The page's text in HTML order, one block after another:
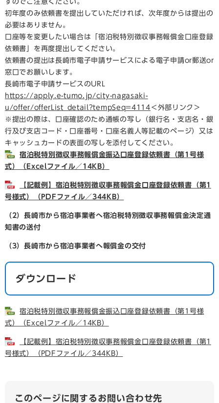
初年度のみ依頼書を提出していただければ、次年度からは提出の
必要はありません。
口座等を変更したい場合は「宿泊税特別徴収事務報償金口座登録
依頼書」を再度提出してください。
依頼書の提出は長崎市電子申請サービスによる電子申請or郵送or
窓口でお願いします。
長崎市電子申請サービスのURL
https://apply.e-tumo.jp/city-nagasaki-
u/offer/offerList_detail?tempSeq=4114 ＜外部リンク＞
※提出の際は、口座確認のため通帳の写し（銀行名・支店名・銀
行及び支店コード・口座番号・口座名義人等記載のページ）又は
キャッシュカードの表面の写しを添付してください。
宿泊税特別徴収事務報償金振込口座登録依頼書（第1号様
式）（Excelファイル／14KB）
【記載例】宿泊税特別徴収事務報償金口座登録依頼書（第1
号様式）（PDFファイル／344KB）
（2）長崎市から宿泊事業者へ宿泊税特別徴収事務報償金決定通
知書の送付
（3）長崎市から宿泊事業者へ報償金の交付
ダウンロード
宿泊税特別徴収事務報償金振込口座登録依頼書（第1号様
式）（Excelファイル／14KB）
【記載例】宿泊税特別徴収事務報償金口座登録依頼書（第1
号様式）（PDFファイル／344KB）
このページに関するお問い合わせ先